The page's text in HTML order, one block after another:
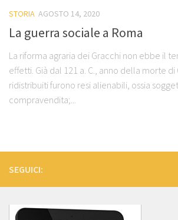
STORIA AGOSTO 14, 2020
La guerra sociale a Roma
La riforma agraria dei Gracchi non ebbe il
effetti. Già dal 121 a. C., anno della morte
ridistribuiti furono resi alienabili, ossia
compravendita;...
SEGUICI: